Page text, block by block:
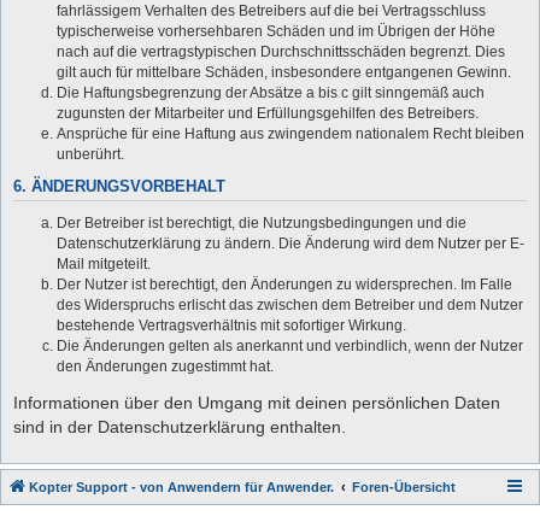
fahrlässigem Verhalten des Betreibers auf die bei Vertragsschluss
typischerweise vorhersehbaren Schäden und im Übrigen der Höhe
nach auf die vertragstypischen Durchschnittsschäden begrenzt. Dies
gilt auch für mittelbare Schäden, insbesondere entgangenen Gewinn.
Die Haftungsbegrenzung der Absätze a bis c gilt sinngemäß auch
zugunsten der Mitarbeiter und Erfüllungsgehilfen des Betreibers.
Ansprüche für eine Haftung aus zwingendem nationalem Recht bleiben
unberührt.
6. ÄNDERUNGSVORBEHALT
Der Betreiber ist berechtigt, die Nutzungsbedingungen und die
Datenschutzerklärung zu ändern. Die Änderung wird dem Nutzer per E-
Mail mitgeteilt.
Der Nutzer ist berechtigt, den Änderungen zu widersprechen. Im Falle
des Widerspruchs erlischt das zwischen dem Betreiber und dem Nutzer
bestehende Vertragsverhältnis mit sofortiger Wirkung.
Die Änderungen gelten als anerkannt und verbindlich, wenn der Nutzer
den Änderungen zugestimmt hat.
Informationen über den Umgang mit deinen persönlichen Daten
sind in der Datenschutzerklärung enthalten.
Kopter Support - von Anwendern für Anwender. Foren-Übersicht